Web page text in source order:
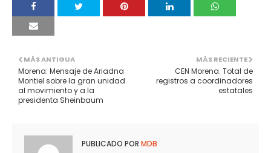
MÁS RECIENTE
CEN Morena. Total de
registros a coordinadores
estatales
MÁS ANTIGUA
Morena: Mensaje de Ariadna
Montiel sobre la gran unidad
al movimiento y a la
presidenta Sheinbaum
PUBLICADO POR MDB